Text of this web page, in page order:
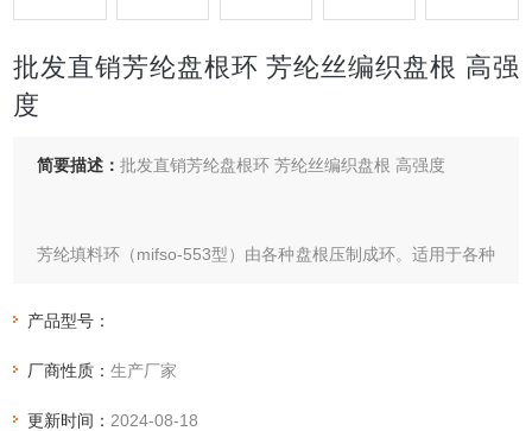
批发直销芳纶盘根环 芳纶丝编织盘根 高强
度
简要描述：批发直销芳纶盘根环 芳纶丝编织盘根 高强度
芳纶填料环（mifso-553型）由各种盘根压制成环。适用于各种
氟盘根环，石棉四氟盘根环，石棉石墨盘根环，高碳纤维盘根
维盘根环等等性能特点：根据各种盘根的性能特点，选用在相
产品型号：
厂商性质：生产厂家
更新时间： 2024-08-18